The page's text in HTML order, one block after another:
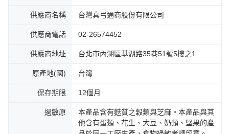
供應商名稱 台灣真弓通商股份有限公司
供應商電話 02-26574452
供應商地址 台北市內湖區基湖路35巷51號5樓之1
原產地(國) 台灣
保存期限 12個月
過敏原
本產品含有麩質之穀類與芝麻。本產品與其
他含有蛋類、花生、大豆、奶類、堅果的產